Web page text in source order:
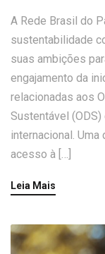
A Rede Brasil do
sustentabilidade
suas ambições
engajamento da
relacionadas aos
Sustentável
internacional.
acesso à […]
Leia Mais